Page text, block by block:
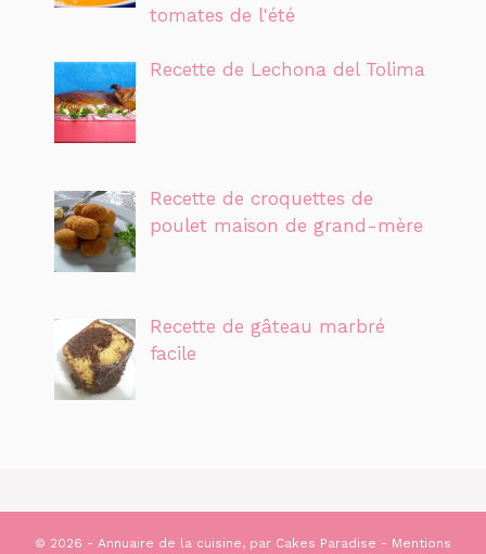
tomates de l'été
Recette de Lechona del Tolima
Recette de croquettes de
poulet maison de grand-mère
Recette de gâteau marbré
facile
© 2026 - Annuaire de la cuisine, par Cakes Paradise - Mentions